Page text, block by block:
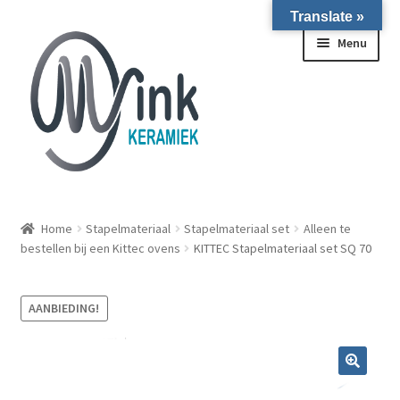
Ga door naar navigatie
Ga naar de inhoud
Menu
WIERINGERWERF
Over ons
Home Stapelmateriaal Stapelmateriaal set
Alleen te
bestellen bij een Kittec ovens
KITTEC Stapelmateriaal set SQ 70
AANBIEDING!
Translate »